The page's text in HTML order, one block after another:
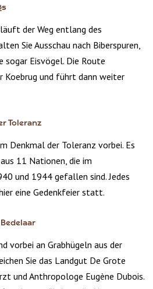
der Weg entlang des
Sie Ausschau nach Biberspuren,
sogar Eisvögel. Die Route
Koebrug und führt dann weiter
Toleranz
Denkmal der Toleranz vorbei. Es
11 Nationen, die im
und 1944 gefallen sind. Jedes
eine Gedenkfeier statt.
vorbei an Grabhügeln aus der
Sie das Landgut De Grote
und Anthropologe Eugène Dubois.